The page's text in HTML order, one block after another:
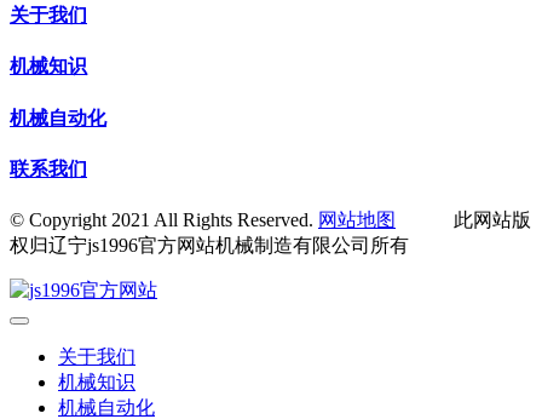
关于我们
机械知识
机械自动化
联系我们
© Copyright 2021 All Rights Reserved. 网站地图
此网站版
权归辽宁js1996官方网站机械制造有限公司所有
关于我们
机械知识
机械自动化